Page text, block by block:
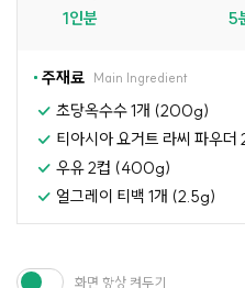
1인분
5
주재료 Main Ingredient
초당옥수수 1개 (200g)
티아시아 요거트 라씨 파우
우유 2컵 (400g)
얼그레이 티백 1개 (2.5g)
화면 항상 켜두기